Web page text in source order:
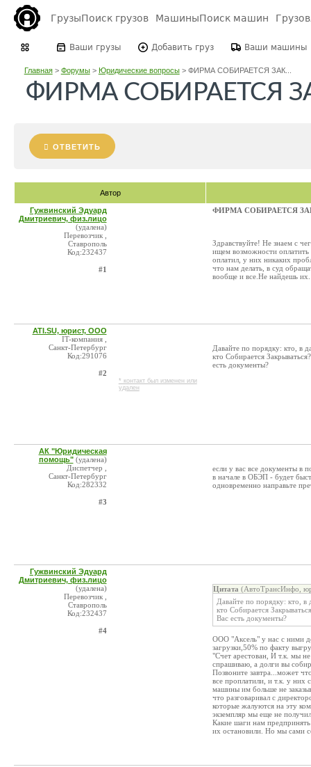
ГрузыПоиск грузов МашиныПоиск машин
Ваши грузы Добавить груз Ваши машины
Главная> Форумы> Юридические вопросы> ФИРМА СОБИРАЕТСЯ ЗАК...
ФИРМА СОБИРАЕТСЯ
ОТВЕТИТЬ
Автор
Гужвинский Эдуард
Дмитриевич, физ.лицо
(удалена)
Перевозчик ,
Ставрополь
Код:232437
#1
ФИРМА СОБИРАЕТСЯ
Здравствуйте! Не знаем с
ищем возможности оплатить
оплатил, у них никаких
что нам делать, в суд
вообще и все.Не найдешь
ATI.SU, юрист, ООО
IT-компания ,
Санкт-Петербург
Код:291076
#2
* контакт был изменен или
удален
Давайте по порядку: кто, в
кто Собирается
есть документы?
АК "Юридическая
помощь" (удалена)
Диспетчер ,
Санкт-Петербург
Код:282332
#3
если у вас все документы в
в начале в ОБЭП - будет
одновременно направьте
Гужвинский Эдуард
Дмитриевич, физ.лицо
(удалена)
Перевозчик ,
Ставрополь
Код:232437
#4
Цитата (АвтоТрансИнфо,
Давайте по порядку: кто, в
кто Собирается
Вас есть документы?
ООО "Аксель" у нас с ними
загрузки,50% по факту
"Счет арестован, И т.к. мы
спрашиваю, а долги вы
Позвоните завтра...может
все проплатили, и т.к. у них
машины им больше не
что разговаривал с
которые жалуются на эту
экземпляр мы еще не
Какие шаги нам
их остановили. Но мы сами